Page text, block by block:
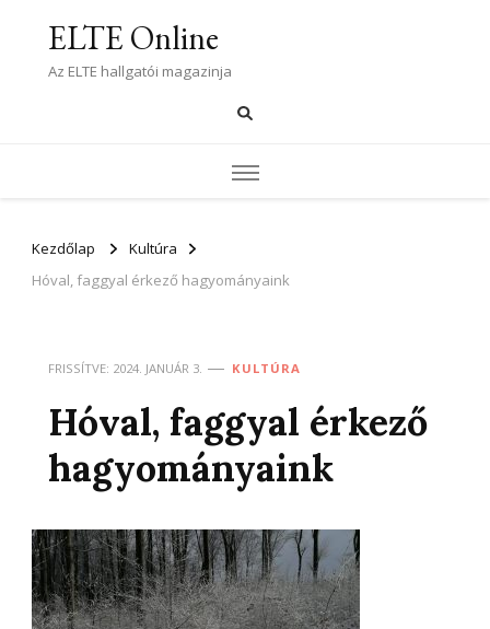
ELTE Online
Az ELTE hallgatói magazinja
Kezdőlap
Kultúra
Hóval, faggyal érkező hagyományaink
FRISSÍTVE: 2024. JANUÁR 3. KULTÚRA
Hóval, faggyal érkező
hagyományaink